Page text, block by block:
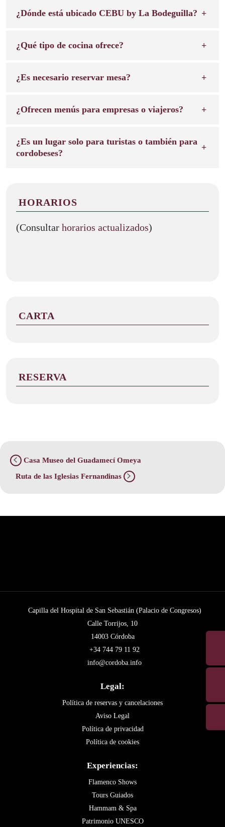
¿Dónde está ubicado CEBU by La Bodeguilla?
¿Qué tipo de cocina ofrece?
¿Es necesario reservar mesa?
¿Ofrecen menús para empresas o viajeros?
¿Es un lugar solo para turistas o también para
cordobeses?
HORARIOS
(Consultar horarios actualizados)
CARTA
RESERVA
Casa Museo del Guadamecí Omeya
Ruta de las Iglesias Fernandinas
Capilla del Hospital de San Sebastián (Palacio de Congresos)
Calle Torrijos, 10
14003 Córdoba
+34 744 79 11 92
info@cordoba.info
Legal:
Política de reservas y cancelaciones
Aviso Legal
Política de privacidad
Política de cookies
Experiencias:
Flamenco Shows
Tours Guiados
Hammam & Spa
Patrimonio UNESCO